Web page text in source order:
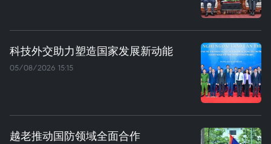
科技外交助力塑造国家发展新动能
05/08/2026 15:15
越老推动国防领域全面合作